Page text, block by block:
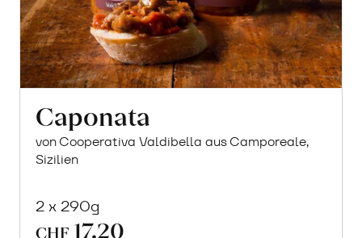
Caponata
von Cooperativa Valdibella aus Camporeale,
Sizilien
2 x 290g
CHF 17.20